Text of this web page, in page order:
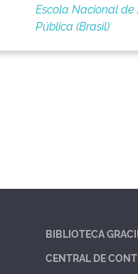
Escola Nacional
Pública (Brasil)
BIBLIOTECA
CENTRAL DE